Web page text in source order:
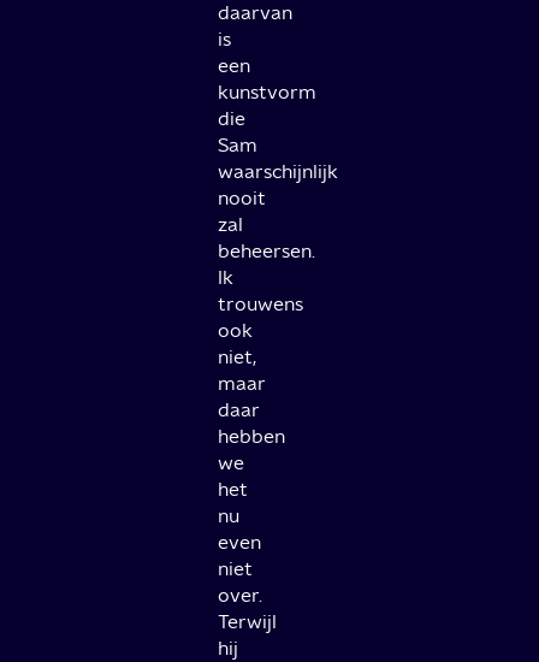
daarvan
is
een
kunstvorm
die
Sam
waarschijnlijk
nooit
zal
beheersen.
Ik
trouwens
ook
niet,
maar
daar
hebben
we
het
nu
even
niet
over.
Terwijl
hij